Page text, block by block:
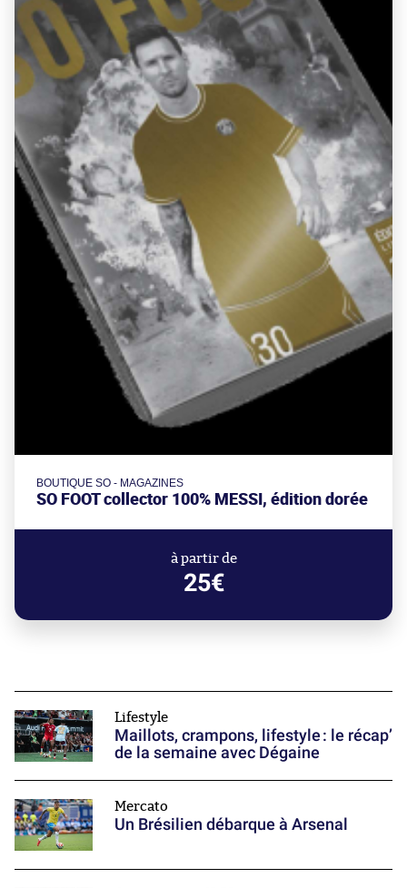
BOUTIQUE SO - MAGAZINES
SO FOOT collector 100% MESSI, édition dorée
à partir de
25€
Lifestyle
Maillots, crampons, lifestyle : le récap’
de la semaine avec Dégaine
Mercato
Un Brésilien débarque à Arsenal